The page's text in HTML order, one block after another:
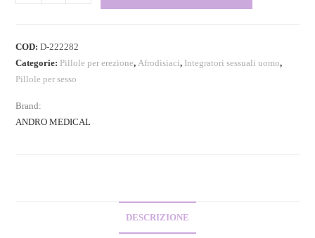
COD:D-222282
Categorie: Pillole per erezione, Afrodisiaci, Integratori sessuali uomo,
Pillole per sesso
Brand:
ANDRO MEDICAL
DESCRIZIONE